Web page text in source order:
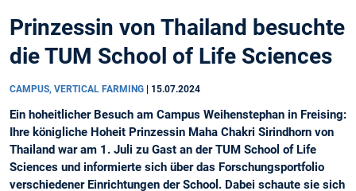
Prinzessin von Thailand besuchte
die TUM School of Life Sciences
CAMPUS, VERTICAL FARMING 15.07.2024
Ein hoheitlicher Besuch am Campus Weihenstephan in Freising:
Ihre königliche Hoheit Prinzessin Maha Chakri Sirindhorn von
Thailand war am 1. Juli zu Gast an der TUM School of Life
Sciences und informierte sich über das Forschungsportfolio
verschiedener Einrichtungen der School. Dabei schaute sie sich